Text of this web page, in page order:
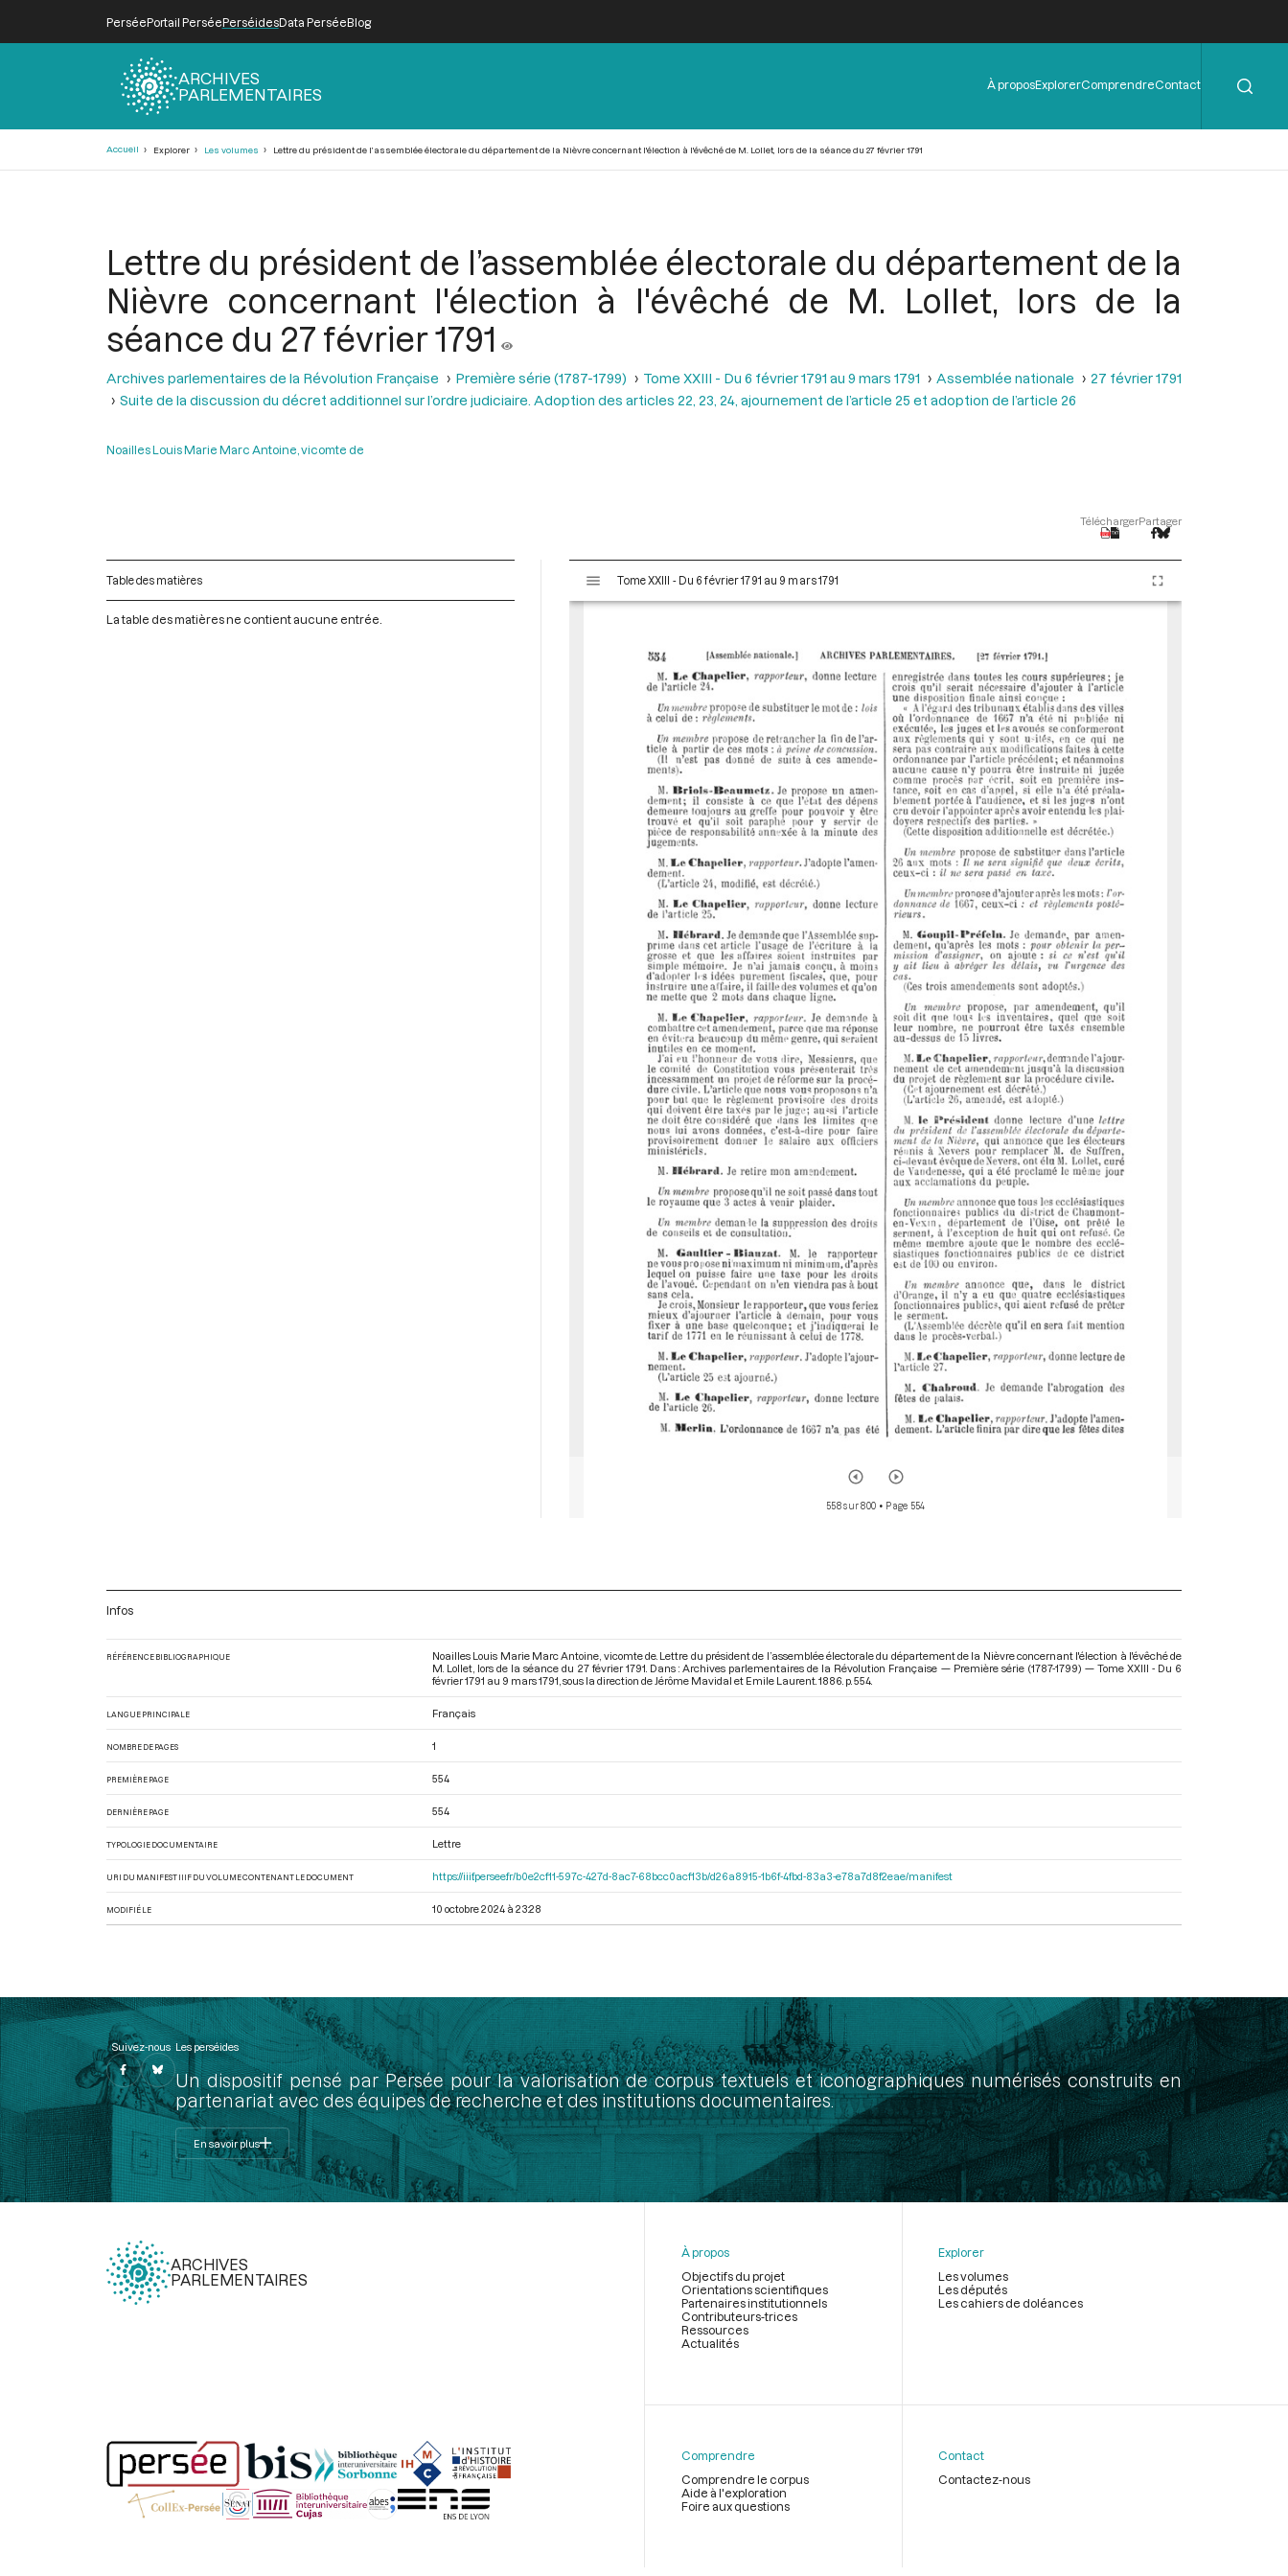
PerséePortail PerséePerséidesData PerséeBlog
ARCHIVES
PARLEMENTAIRES
Menu
de
À proposExplorerComprendreContact
Accueil Explorer Les volumes Lettre du président de l’assemblée électorale du département de la Nièvre concernant l'élection à l'évêché de M. Lollet, lors de la séance du 27 février 1791
Lettre du président de l’assemblée électorale du département de la
Nièvre concernant l'élection à l'évêché de M. Lollet, lors de la
séance du 27 février 1791
Archives parlementaires de la Révolution Française Première série (1787-1799) Tome XXIII - Du 6 février 1791 au 9 mars 1791 Assemblée nationale
27 février 1791
Suite de la discussion du décret additionnel sur l’ordre judiciaire. Adoption des articles 22, 23, 24, ajournement de l’article 25 et adoption de l’article 26
Noailles Louis Marie Marc Antoine, vicomte de
TéléchargerPartager
Table des matières
La table des matières ne contient aucune entrée.
s
Tome XXIII - Du 6 février 1791 au 9 mars 1791
558 sur 800 • Page 554
Infos
RÉFÉRENCE BIBLIOGRAPHIQUE
Noailles Louis Marie Marc Antoine, vicomte de. Lettre du président de l’assemblée électorale du département de la Nièvre concernant l'élection à l'évêché de
M. Lollet, lors de la séance du 27 février 1791. Dans : Archives parlementaires de la Révolution Française — Première série (1787-1799) — Tome XXIII - Du 6
février 1791 au 9 mars 1791 , sous la direction de Jérôme Mavidal et Emile Laurent. 1886. p. 554.
LANGUE PRINCIPALE Français
NOMBRE DE PAGES 1
PREMIÈRE PAGE 554
DERNIÈRE PAGE 554
TYPOLOGIE DOCUMENTAIRE Lettre
URI DU MANIFEST IIIF DU VOLUME CONTENANT LE DOCUMENT https://iiif.persee.fr/b0e2cf11-597c-427d-8ac7-68bcc0acf13b/d26a8915-1b6f-4fbd-83a3-e78a7d8f2eae/manifest
MODIFIÉ LE 10 octobre 2024 à 23:28
Suivez-nous Les perséides
Un dispositif pensé par Persée pour la valorisation de corpus textuels et iconographiques numérisés construits en
partenariat avec des équipes de recherche et des institutions documentaires.
En savoir plus
ARCHIVES
PARLEMENTAIRES
page
À propos
Objectifs du projet
Orientations scientifiques
Partenaires institutionnels
Contributeurs-trices
Ressources
Actualités
Explorer
Les volumes
Les députés
Les cahiers de doléances
Comprendre
Comprendre le corpus
Aide à l'exploration
Foire aux questions
Contact
Contactez-nous